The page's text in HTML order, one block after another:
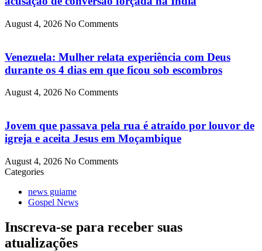
August 4, 2026 No Comments
Venezuela: Mulher relata experiência com Deus
durante os 4 dias em que ficou sob escombros
August 4, 2026 No Comments
Jovem que passava pela rua é atraído por louvor de
igreja e aceita Jesus em Moçambique
August 4, 2026 No Comments
Categories
news guiame
Gospel News
Inscreva-se para receber suas
atualizações